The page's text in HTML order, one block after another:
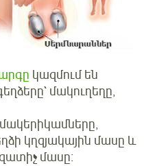
կազմում են
մակուղեղը,
կղզյակային մասը և
մասը։